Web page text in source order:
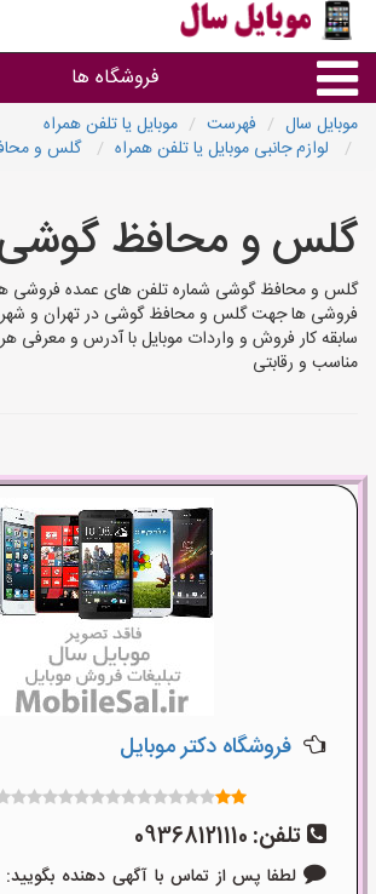
فروشگاه ها
موبایل و تبلت
سایر گروه ها
فروشگاه های موبایل
موبایل سال فهرست
موبایل یا تلفن همراه
لوازم جانبی موبایل یا تلفن همراه
گلس و
گلس و محافظ
گلس و محافظ گوشی شماره تلفن های عمده فروشی
فروشی ها جهت گلس و محافظ گوشی در تهران و
سابقه کار فروش و واردات موبایل با آدرس و معرفی
مناسب و رقابتی
فروشگاه دکتر موبایل
تلفن: 09368121110
لطفا پس از تماس با آگهی دهنده